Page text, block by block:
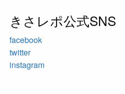
きさレポ公式SNS
facebook
twitter
instagram